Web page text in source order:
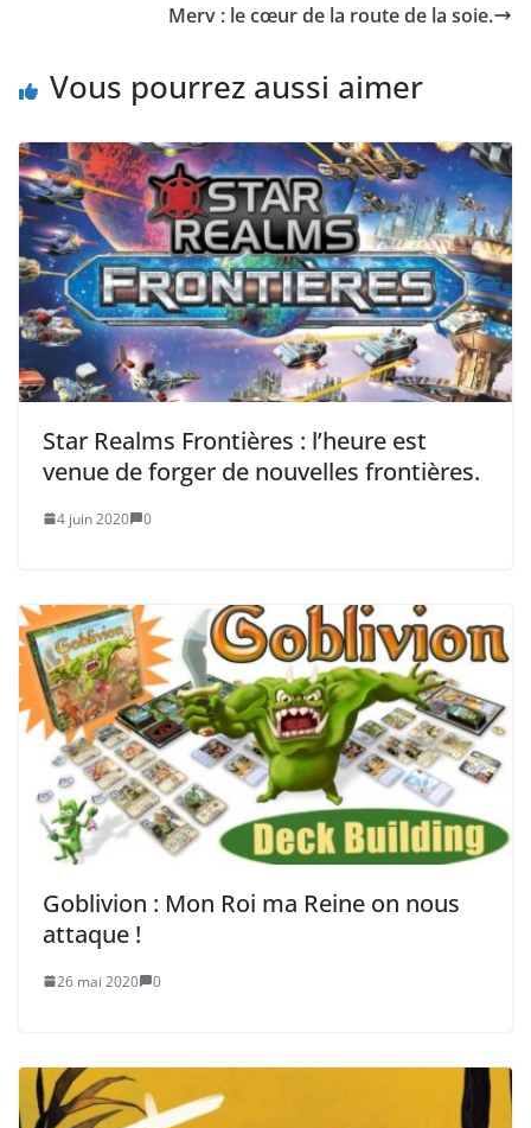
Merv : le cœur de la route de la soie.
Vous pourrez aussi aimer
Star Realms Frontières : l’heure est
venue de forger de nouvelles frontières.
4 juin 2020 0
Goblivion : Mon Roi ma Reine on nous
attaque !
26 mai 2020 0